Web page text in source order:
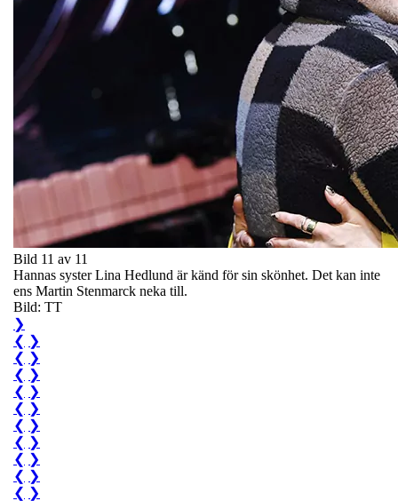
Bild 11 av 11
Hannas syster Lina Hedlund är känd för sin skönhet. Det kan inte
ens Martin Stenmarck neka till.
Bild: TT
❯
❮ ❯
❮ ❯
❮ ❯
❮ ❯
❮ ❯
❮ ❯
❮ ❯
❮ ❯
❮ ❯
❮ ❯